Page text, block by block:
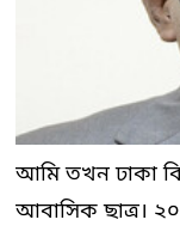
আমি তখন ঢাকা
আবাসিক ছাত্র।